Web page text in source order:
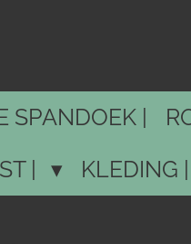
SPANDOEK |
| KLEDING |